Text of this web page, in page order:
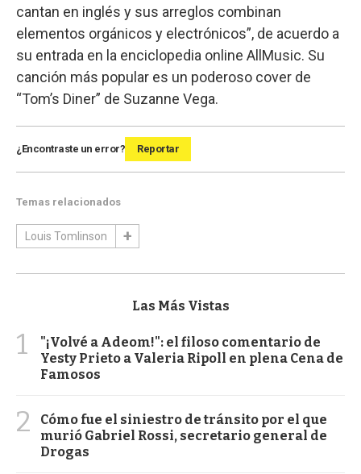
cantan en inglés y sus arreglos combinan
elementos orgánicos y electrónicos”, de acuerdo a
su entrada en la enciclopedia online AllMusic. Su
canción más popular es un poderoso cover de
“Tom’s Diner” de Suzanne Vega.
¿Encontraste un error? Reportar
Temas relacionados
Louis Tomlinson
Las Más Vistas
1
"¡Volvé a Adeom!": el filoso comentario de
Yesty Prieto a Valeria Ripoll en plena Cena de
Famosos
2
Cómo fue el siniestro de tránsito por el que
murió Gabriel Rossi, secretario general de
Drogas